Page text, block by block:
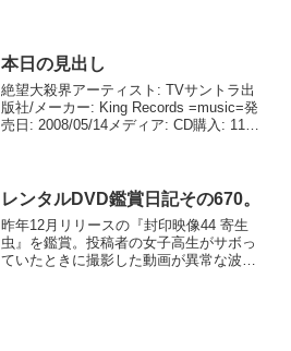
本日の見出し
絶望大殺界アーティスト: TVサントラ出
版社/メーカー: King Records =music=発
売日: 2008/05/14メディア: CD購入: 11人
レンタルDVD鑑賞日記その670。
昨年12月リリースの『封印映像44 寄生
虫』を鑑賞。投稿者の女子高生がサボっ
ていたときに撮影した動画が異常な波紋